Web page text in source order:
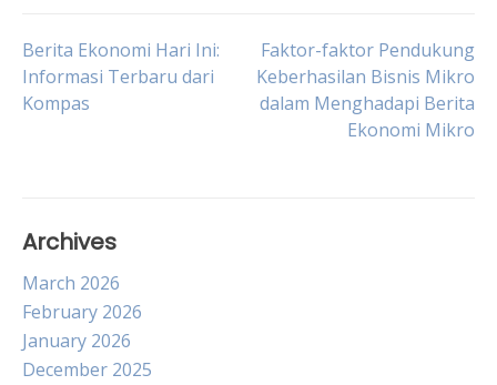
Post
navigation
Berita Ekonomi Hari Ini:
Informasi Terbaru dari
Kompas
Faktor-faktor Pendukung
Keberhasilan Bisnis Mikro
dalam Menghadapi Berita
Ekonomi Mikro
Archives
March 2026
February 2026
January 2026
December 2025